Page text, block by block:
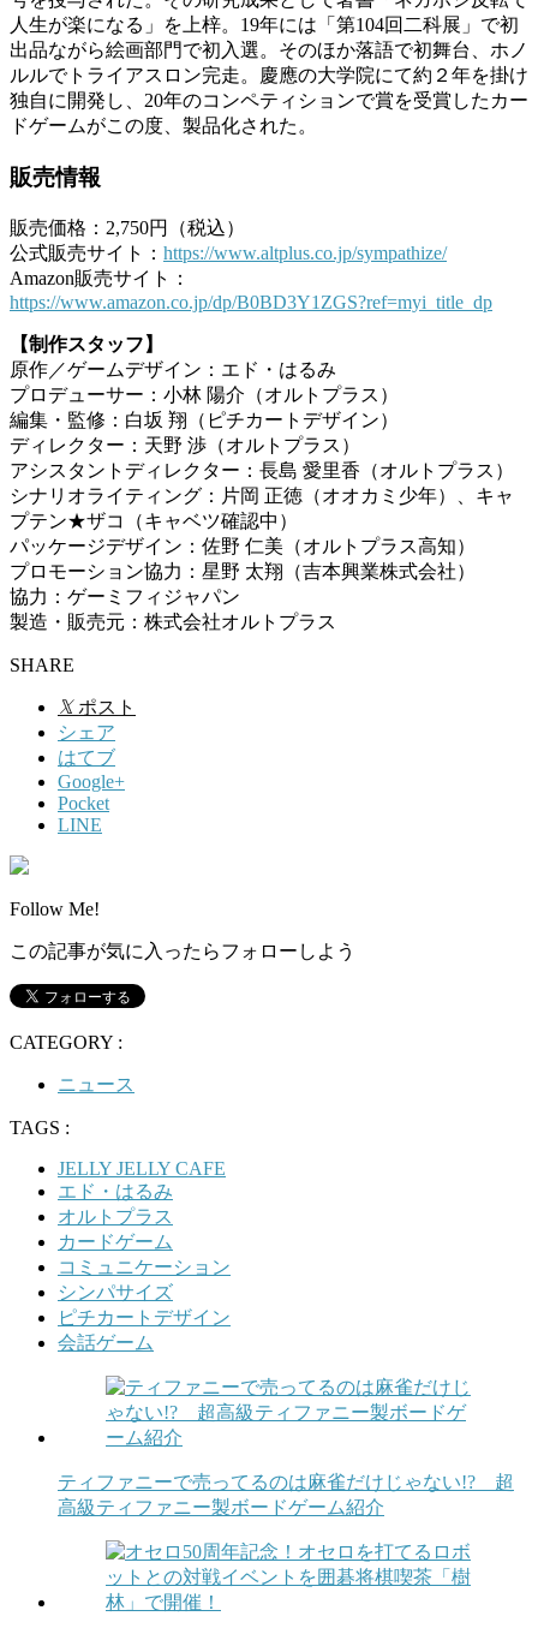
人生が楽になる」を上梓。19年には「第104回二科展」で初
出品ながら絵画部門で初入選。そのほか落語で初舞台、ホノ
ルルでトライアスロン完走。慶應の大学院にて約２年を掛け
独自に開発し、20年のコンペティションで賞を受賞したカー
ドゲームがこの度、製品化された。
販売情報
販売価格：2,750円（税込）
公式販売サイト： https://www.altplus.co.jp/sympathize/
Amazon販売サイト：
https://www.amazon.co.jp/dp/B0BD3Y1ZGS?ref=myi_title_dp
【制作スタッフ】
原作／ゲームデザイン：エド・はるみ
プロデューサー：小林 陽介（オルトプラス）
編集・監修：白坂 翔（ピチカートデザイン）
ディレクター：天野 渉（オルトプラス）
アシスタントディレクター：長島 愛里香（オルトプラス）
シナリオライティング：片岡 正徳（オオカミ少年）、キャ
プテン★ザコ（キャベツ確認中）
パッケージデザイン：佐野 仁美（オルトプラス高知）
プロモーション協力：星野 太翔（吉本興業株式会社）
協力：ゲーミフィジャパン
製造・販売元：株式会社オルトプラス
SHARE
𝕏 ポスト
シェア
はてブ
Google+
Pocket
LINE
Follow Me!
この記事が気に入ったらフォローしよう
CATEGORY :
ニュース
TAGS :
JELLY JELLY CAFE
エド・はるみ
オルトプラス
カードゲーム
コミュニケーション
シンパサイズ
ピチカートデザイン
会話ゲーム
ティファニーで売ってるのは麻雀だけじゃない!? 超
高級ティファニー製ボードゲーム紹介